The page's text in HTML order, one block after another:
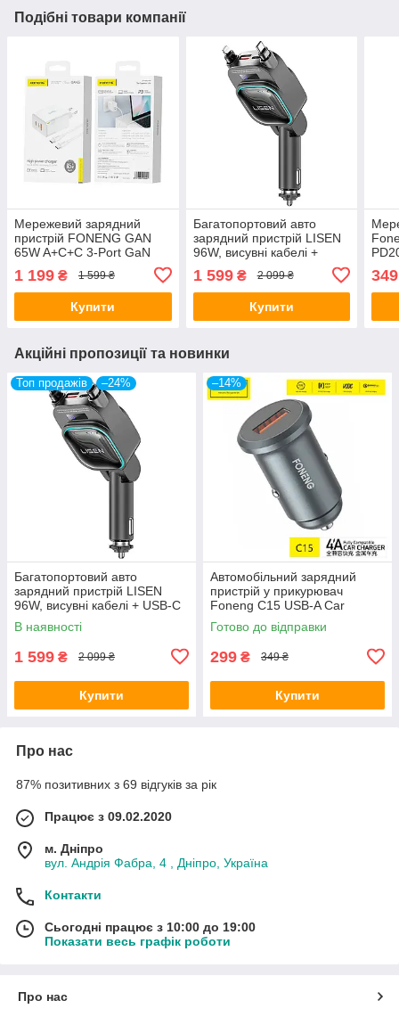
Подібні товари компанії
Мережевий зарядний
пристрій FONENG GAN
65W A+C+C 3-Port GaN
type C
1 199 ₴ 1 599 ₴
Купити
Багатопортовий авто
зарядний пристрій LISEN
96W, висувні кабелі +
USB-C 36W + USB-A 18W,
PD/QC 3.0
1 599₴ 2 099 ₴
Купити
349
Акційні пропозиції та новинки
Топ продажів –24%
Багатопортовий авто
зарядний пристрій LISEN
96W, висувні кабелі + USB-C
36W + USB-A 18W, PD/QC 3.0
В наявності
1 599 ₴ 2 099 ₴
Купити
–14%
Автомобільний зарядний
пристрій у прикурювач
Foneng C15 USB-A Car
Charger 20W
Готово до відправки
299 ₴ 349 ₴
Купити
Про нас
87% позитивних з 69 відгуків за рік
Працює з 09.02.2020
м. Дніпро
вул. Андрія Фабра, 4 , Дніпро, Україна
Контакти
Сьогодні працює з 10:00 до 19:00
Показати весь графік роботи
Про нас